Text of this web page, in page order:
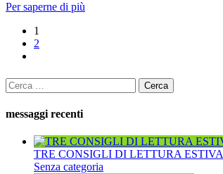
Per saperne di più
1
2
Ricerca
per:
messaggi recenti
TRE CONSIGLI DI LETTURA ESTIVA
Senza categoria